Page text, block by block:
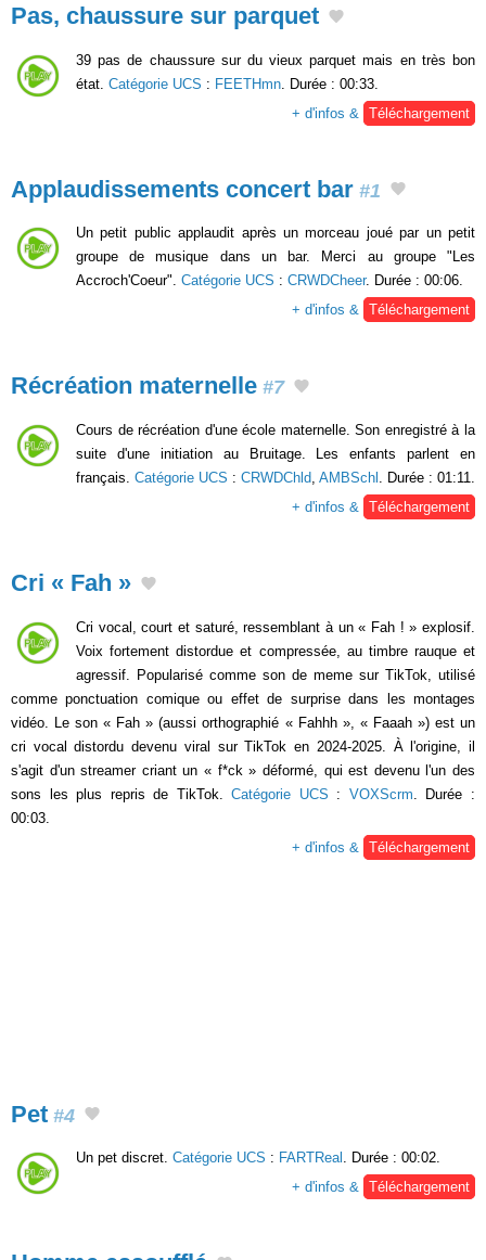
Pas, chaussure sur parquet
39 pas de chaussure sur du vieux parquet mais en très bon
état. Catégorie UCS : FEETHmn . Durée : 00:33.
+ d'infos &
Téléchargement
Applaudissements concert bar #1
Un petit public applaudit après un morceau joué par un petit
groupe de musique dans un bar. Merci au groupe "Les
Accroch'Coeur". Catégorie UCS : CRWDCheer. Durée : 00:06.
+ d'infos & Téléchargement
Récréation maternelle #7
Cours de récréation d'une école maternelle. Son enregistré à la
suite d'une initiation au Bruitage. Les enfants parlent en
français. Catégorie UCS : CRWDChld AMBSchl
. Durée : 01:11.
+ d'infos &
Téléchargement
Cri « Fah »
Cri vocal, court et saturé, ressemblant à un « Fah ! » explosif.
Voix fortement distordue et compressée, au timbre rauque et
agressif. Popularisé comme son de meme sur TikTok, utilisé
comme ponctuation comique ou effet de surprise dans les montages
vidéo. Le son « Fah » (aussi orthographié « Fahhh », « Faaah ») est un
cri vocal distordu devenu viral sur TikTok en 2024-2025. À l'origine, il
s'agit d'un streamer criant un « f*ck » déformé, qui est devenu l'un des
sons les plus repris de TikTok.Catégorie UCS : VOXScrm . Durée :
00:03.
+ d'infos &
Téléchargement
Pet #4
Un pet discret. Catégorie UCS : FARTReal . Durée : 00:02.
+ d'infos & Téléchargement